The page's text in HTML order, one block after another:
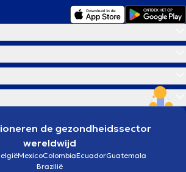
de gezondheidssector
wereldwijd
MexicoColombiaEcuadorGuatemala
Brazilië